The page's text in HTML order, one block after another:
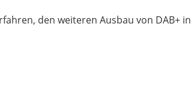
den weiteren Ausbau von DAB+ in